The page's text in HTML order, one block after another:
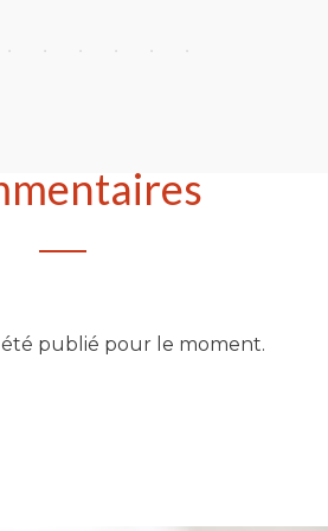
été publié pour le moment.